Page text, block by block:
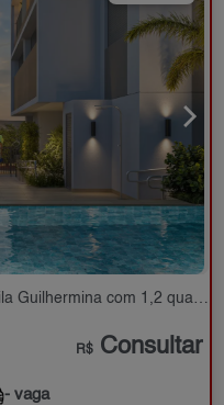
com 1,2 quartos - 31 e 48 m²
R$ Consultar
- vaga